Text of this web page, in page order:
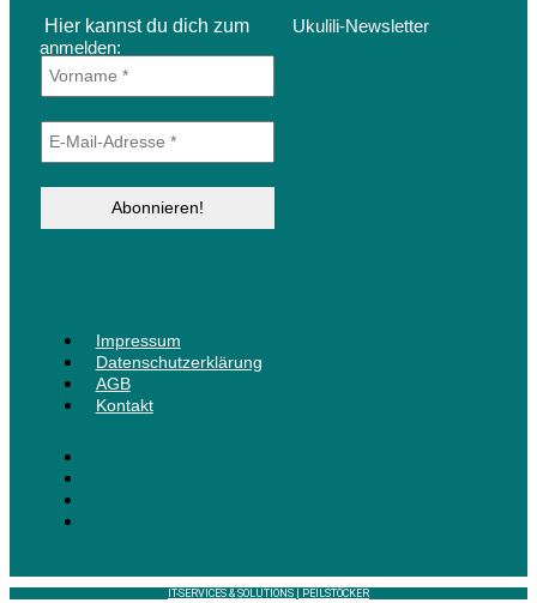
Hier kannst du dich zum Ukulili-Newsletter
anmelden:
Menü
Impressum
Datenschutzerklärung
AGB
Kontakt
IT-SERVICES & SOLUTIONS | PEILSTÖCKER